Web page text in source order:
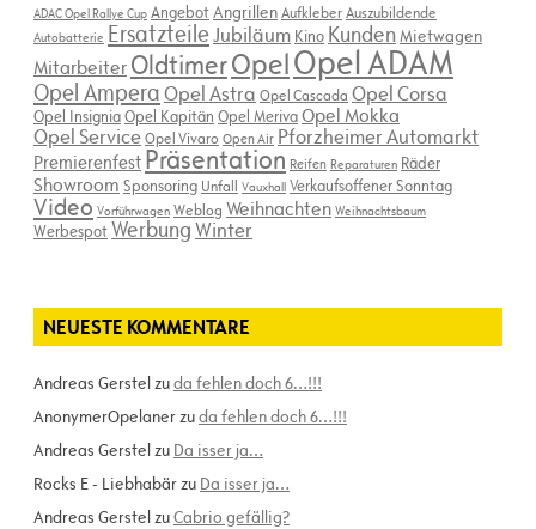
ADAC Opel Rallye Cup AngebotAngrillenAufkleberAuszubildende
Autobatterie ErsatzteileJubiläum Kino KundenMietwagen
Mitarbeiter OldtimerOpelOpel ADAM
Opel AmperaOpel Astra Opel Cascada Opel Corsa
Opel InsigniaOpel Kapitän Opel MerivaOpel Mokka
Opel ServiceOpel Vivaro Open Air Pforzheimer Automarkt
Premierenfest Präsentation Reifen Reparaturen Räder
Showroom Sponsoring Unfall Vauxhall Verkaufsoffener Sonntag
Video Vorführwagen Weblog Weihnachten Weihnachtsbaum
WerbespotWerbungWinter
NEUESTE KOMMENTARE
Andreas Gerstelzuda fehlen doch 6…!!!
AnonymerOpelanerzuda fehlen doch 6…!!!
Andreas Gerstelzu Da isser ja…
Rocks E - Liebhabärzu Da isser ja…
Andreas GerstelzuCabrio gefällig?